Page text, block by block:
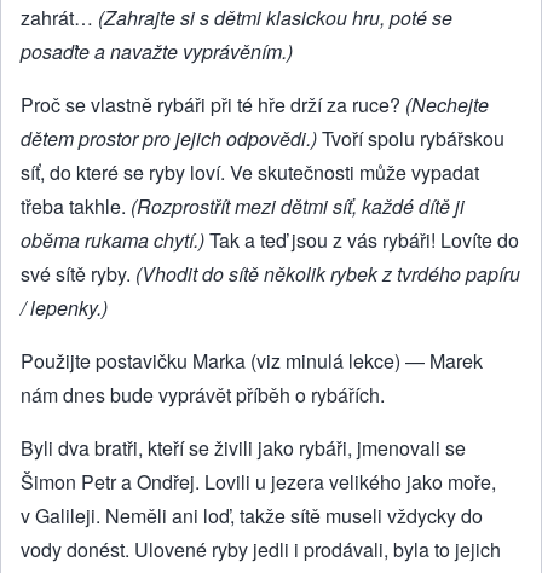
zahrát… (Zahrajte si s dětmi klasickou hru, poté se
posaďte a navažte vyprávěním.)
Proč se vlastně rybáři při té hře drží za ruce? (Nechejte
dětem prostor pro jejich odpovědi.)Tvoří spolu rybářskou
síť, do které se ryby loví. Ve skutečnosti může vypadat
třeba takhle. (Rozprostřít mezi dětmi síť, každé dítě ji
oběma rukama chytí.)Tak a teď jsou z vás rybáři! Lovíte do
své sítě ryby. (Vhodit do sítě několik rybek z tvrdého papíru
/ lepenky.)
Použijte postavičku Marka (viz minulá lekce) — Marek
nám dnes bude vyprávět příběh o rybářích.
Byli dva bratři, kteří se živili jako rybáři, jmenovali se
Šimon Petr a Ondřej. Lovili u jezera velikého jako moře,
v Galileji. Neměli ani loď, takže sítě museli vždycky do
vody donést. Ulovené ryby jedli i prodávali, byla to jejich